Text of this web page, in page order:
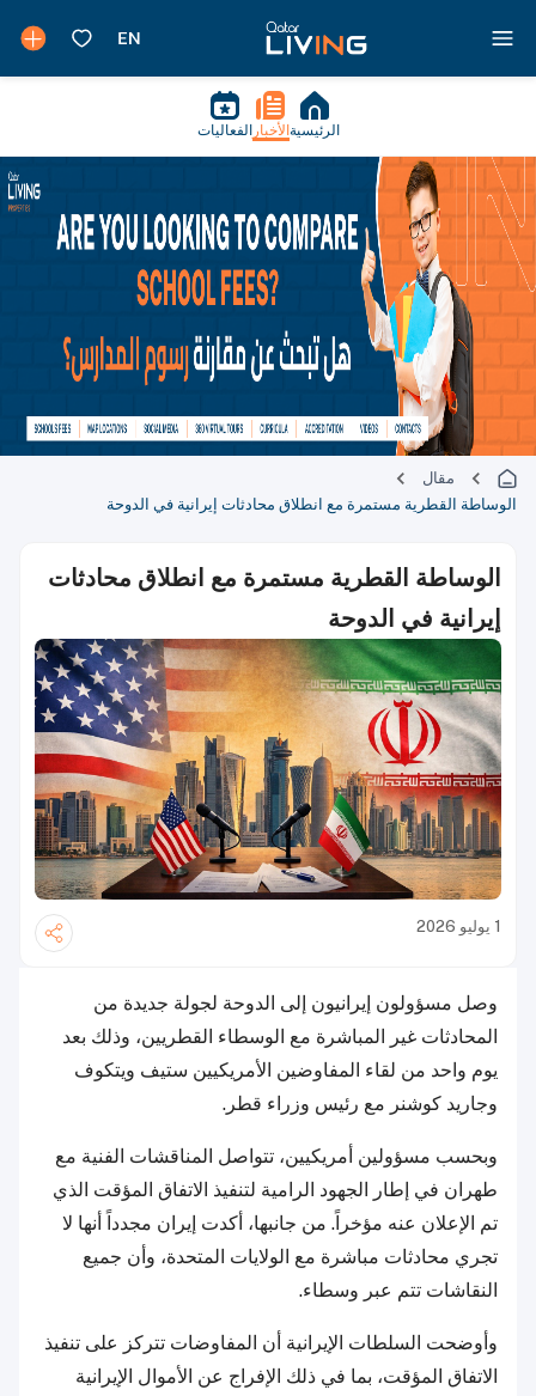
الرئيسية الأخبار الفعاليات
مقال
الوساطة القطرية مستمرة مع انطلاق محادثات إيرانية في الدوحة
الوساطة القطرية مستمرة مع انطلاق محادثات
إيرانية في الدوحة
1 يوليو 2026
وصل مسؤولون إيرانيون إلى الدوحة لجولة جديدة من
المحادثات غير المباشرة مع الوسطاء القطريين، وذلك بعد
يوم واحد من لقاء المفاوضين الأمريكيين ستيف ويتكوف
وجاريد كوشنر مع رئيس وزراء قطر.
وبحسب مسؤولين أمريكيين، تتواصل المناقشات الفنية مع
طهران في إطار الجهود الرامية لتنفيذ الاتفاق المؤقت الذي
تم الإعلان عنه مؤخراً. من جانبها، أكدت إيران مجدداً أنها لا
تجري محادثات مباشرة مع الولايات المتحدة، وأن جميع
النقاشات تتم عبر وسطاء.
وأوضحت السلطات الإيرانية أن المفاوضات تتركز على تنفيذ
الاتفاق المؤقت، بما في ذلك الإفراج عن الأموال الإيرانية